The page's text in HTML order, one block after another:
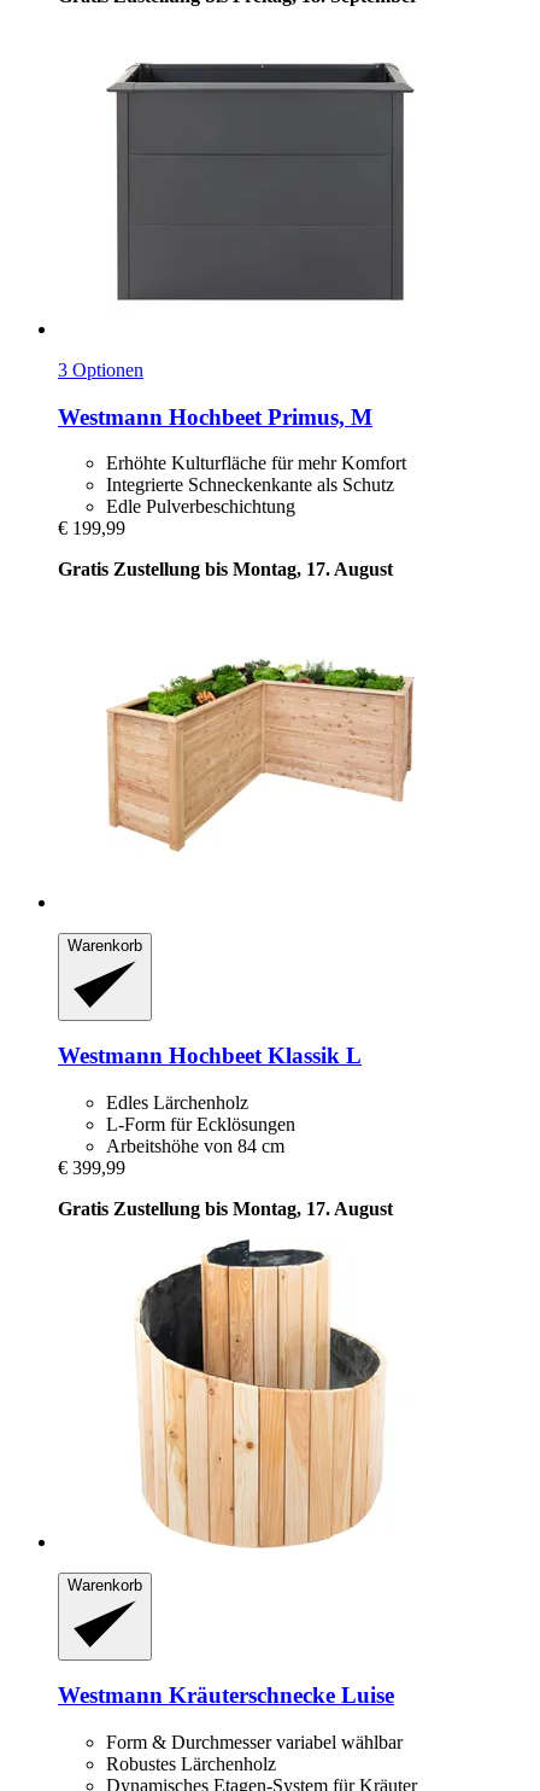
3 Optionen
Westmann Hochbeet Primus, M
Erhöhte Kulturfläche für mehr Komfort
Integrierte Schneckenkante als Schutz
Edle Pulverbeschichtung
€ 199,99
Gratis Zustellung bis Montag, 17. August
Warenkorb
Westmann Hochbeet Klassik L
Edles Lärchenholz
L-Form für Ecklösungen
Arbeitshöhe von 84 cm
€ 399,99
Gratis Zustellung bis Montag, 17. August
Warenkorb
Westmann Kräuterschnecke Luise
Form & Durchmesser variabel wählbar
Robustes Lärchenholz
Dynamisches Etagen-System für Kräuter